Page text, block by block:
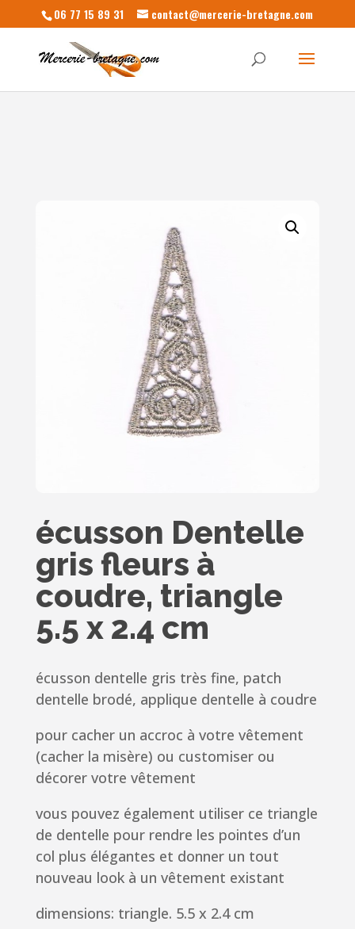
06 77 15 89 31 contact@mercerie-bretagne.com
écusson Dentelle
gris fleurs à
coudre, triangle
5.5 x 2.4 cm
écusson dentelle gris très fine, patch
dentelle brodé, applique dentelle à coudre
pour cacher un accroc à votre vêtement
(cacher la misère) ou customiser ou
décorer votre vêtement
vous pouvez également utiliser ce triangle
de dentelle pour rendre les pointes d’un
col plus élégantes et donner un tout
nouveau look à un vêtement existant
dimensions: triangle. 5.5 x 2.4 cm